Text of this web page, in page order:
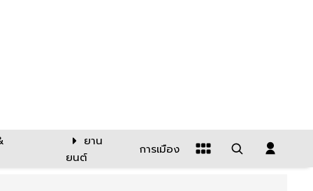
ยาน
ยนต์
การเมือง